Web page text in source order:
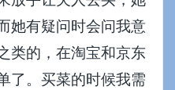
她有疑问时会问我意
类的，在淘宝和京东
了。买菜的时候我需